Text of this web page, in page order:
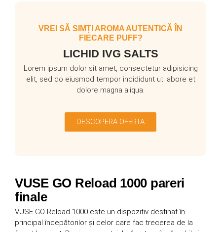
VREI SĂ SIMȚI AROMA AUTENTICĂ ÎN
FIECARE PUFF?
LICHID IVG SALTS
Lorem ipsum dolor sit amet, consectetur adipisicing
elit, sed do eiusmod tempor incididunt ut labore et
dolore magna aliqua.
DESCOPERA OFERTA
VUSE GO Reload 1000 pareri
finale
VUSE GO Reload 1000 este un dispozitiv destinat în
principal începătorilor și celor care fac trecerea de la